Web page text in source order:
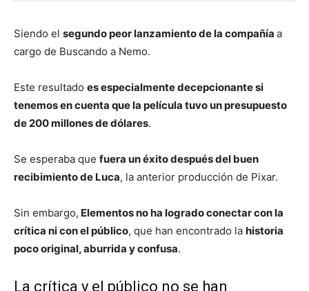
Siendo el segundo peor lanzamiento de la compañía a
cargo de Buscando a Nemo.
Este resultado es especialmente decepcionante si
tenemos en cuenta que la película tuvo un presupuesto
de 200 millones de dólares.
Se esperaba que fuera un éxito después del buen
recibimiento de Luca, la anterior producción de Pixar.
Sin embargo, Elementos no ha logrado conectar con la
crítica ni con el público, que han encontrado la historia
poco original, aburrida y confusa.
La crítica y el público no se han